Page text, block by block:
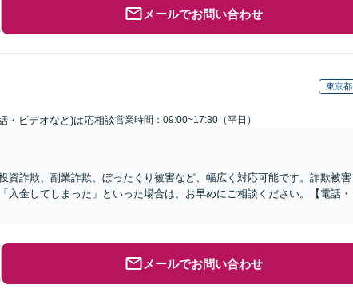
メールでお問い合わせ
東京都
・ビデオなど)は応相談営業時間：09:00~17:30（平日）
資詐欺、副業詐欺、ぼったくり被害など、幅広く対応可能です。詐欺被害
入金してしまった」といった場合は、お早めにご相談ください。【電話・
メールでお問い合わせ